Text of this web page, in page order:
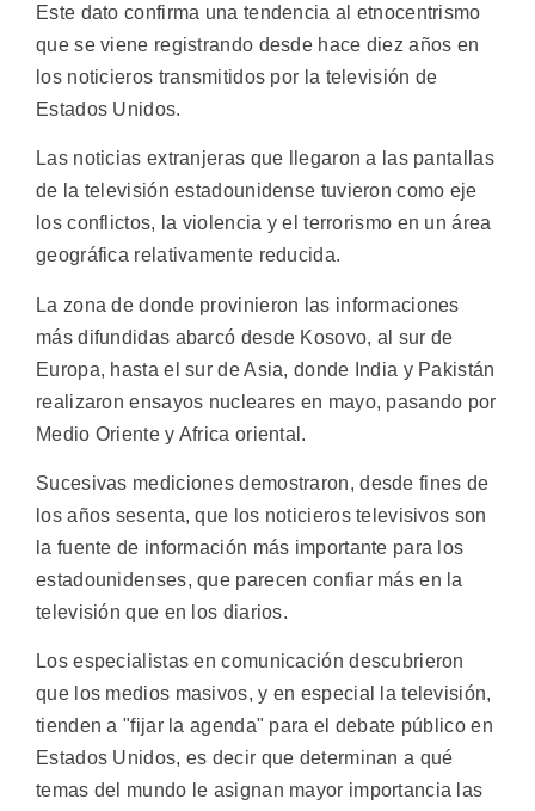
Este dato confirma una tendencia al etnocentrismo
que se viene registrando desde hace diez años en
los noticieros transmitidos por la televisión de
Estados Unidos.
Las noticias extranjeras que llegaron a las pantallas
de la televisión estadounidense tuvieron como eje
los conflictos, la violencia y el terrorismo en un área
geográfica relativamente reducida.
La zona de donde provinieron las informaciones
más difundidas abarcó desde Kosovo, al sur de
Europa, hasta el sur de Asia, donde India y Pakistán
realizaron ensayos nucleares en mayo, pasando por
Medio Oriente y Africa oriental.
Sucesivas mediciones demostraron, desde fines de
los años sesenta, que los noticieros televisivos son
la fuente de información más importante para los
estadounidenses, que parecen confiar más en la
televisión que en los diarios.
Los especialistas en comunicación descubrieron
que los medios masivos, y en especial la televisión,
tienden a "fijar la agenda" para el debate público en
Estados Unidos, es decir que determinan a qué
temas del mundo le asignan mayor importancia las